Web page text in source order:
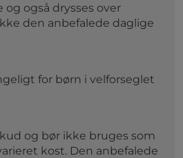
også drysses over
den anbefalede daglige
for børn i velforseglet
og bør ikke bruges som
kost. Den anbefalede